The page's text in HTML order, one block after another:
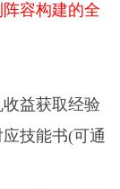
容构建的全
益获取经验
技能书(可通